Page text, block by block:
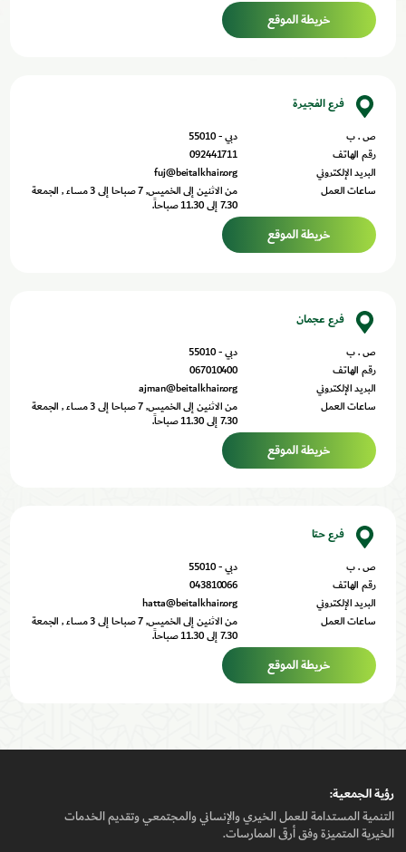
خريطة الموقع
فرع الفجيرة
ص . ب
دبي - 55010
رقم الهاتف
092441711
البريد الإلكتروني
fuj@beitalkhair.org
ساعات العمل
من الاثنين إلى الخميس, 7 صباحا إلى 3 مساء , الجمعة
7.30 إلى 11.30 صباحاً.
خريطة الموقع
فرع عجمان
ص . ب
دبي - 55010
رقم الهاتف
067010400
البريد الإلكتروني
ajman@beitalkhair.org
ساعات العمل
من الاثنين إلى الخميس, 7 صباحا إلى 3 مساء , الجمعة
7.30 إلى 11.30 صباحاً.
خريطة الموقع
فرع حتا
ص . ب
دبي - 55010
رقم الهاتف
043810066
البريد الإلكتروني
hatta@beitalkhair.org
ساعات العمل
من الاثنين إلى الخميس, 7 صباحا إلى 3 مساء , الجمعة
7.30 إلى 11.30 صباحاً.
خريطة الموقع
رؤيـة الجمعيـة:
التنمية المستدامة للعمل الخيري والإنساني والمجتمعي وتقديم الخدمات
الخيرية المتميزة وفق أرقى الممارسات.